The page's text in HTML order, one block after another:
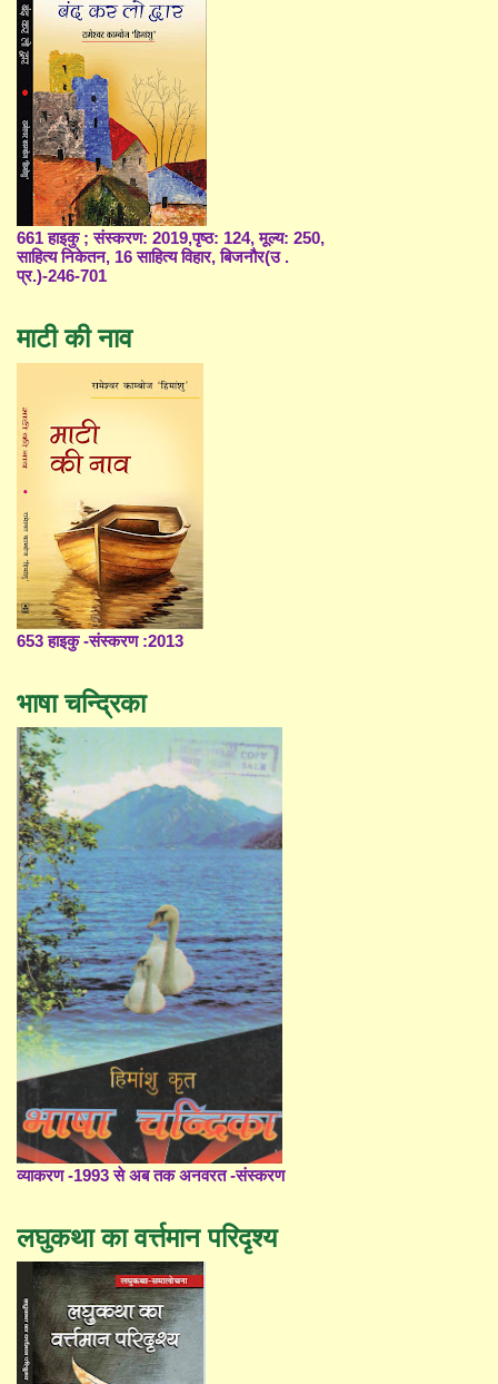
661 हाइकु ; संस्करण: 2019,पृष्ठ: 124, मूल्य: 250,
साहित्य निकेतन, 16 साहित्य विहार, बिजनौर(उ .
प्र.)-246-701
माटी की नाव
653 हाइकु -संस्करण :2013
भाषा चन्द्रिका
व्याकरण -1993 से अब तक अनवरत -संस्करण
लघुकथा का वर्त्तमान परिदृश्य